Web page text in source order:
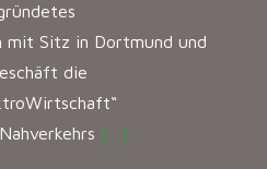
mit Sitz in Dortmund und
die
[…]